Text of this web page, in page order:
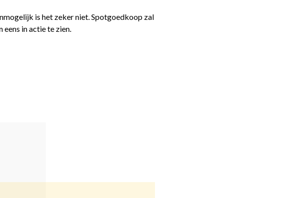
is het zeker niet. Spotgoedkoop zal
in actie te zien.